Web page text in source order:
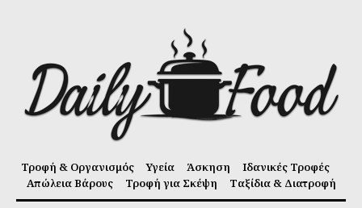
Τροφή & Οργανισμός Υγεία Άσκηση
Ιδανικές Τροφές
Απώλεια Βάρους
Τροφή για Σκέψη Ταξίδια & Διατροφή